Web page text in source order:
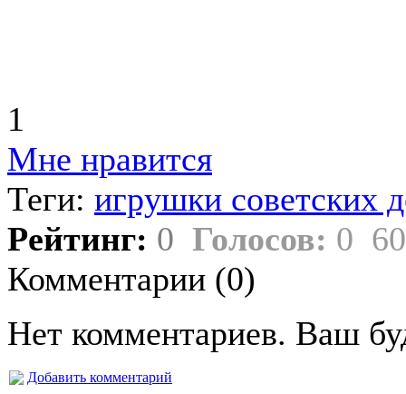
1
Мне нравится
Теги: игрушки советских
Рейтинг: 0 Голосов: 0
Комментарии (0)
Нет комментариев. Ваш
Добавить комментарий